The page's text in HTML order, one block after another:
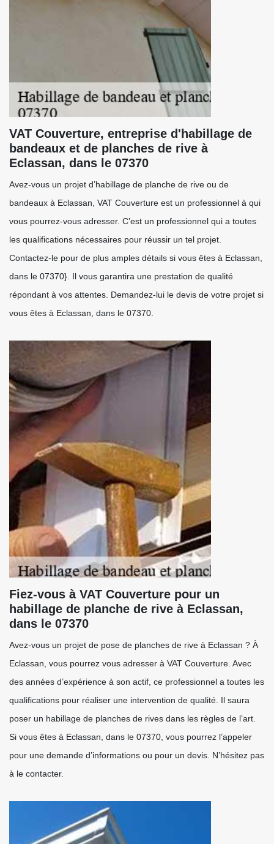
VAT Couverture, entreprise d'habillage de
bandeaux et de planches de rive à
Eclassan, dans le 07370
Avez-vous un projet d’habillage de planche de rive ou de
bandeaux à Eclassan, VAT Couverture est un professionnel à qui
vous pourrez-vous adresser. C’est un professionnel qui a toutes
les qualifications nécessaires pour réussir un tel projet.
Contactez-le pour de plus amples détails si vous êtes à Eclassan,
dans le 07370}. Il vous garantira une prestation de qualité
répondant à vos attentes. Demandez-lui le devis de votre projet si
vous êtes à Eclassan, dans le 07370.
Fiez-vous à VAT Couverture pour un
habillage de planche de rive à Eclassan,
dans le 07370
Avez-vous un projet de pose de planches de rive à Eclassan ? À
Eclassan, vous pourrez vous adresser à VAT Couverture. Avec
des années d’expérience à son actif, ce professionnel a toutes les
qualifications pour réaliser une intervention de qualité. Il saura
poser un habillage de planches de rives dans les règles de l’art.
Si vous êtes à Eclassan, dans le 07370, vous pourrez l’appeler
pour une demande d’informations ou pour un devis. N’hésitez pas
à le contacter.